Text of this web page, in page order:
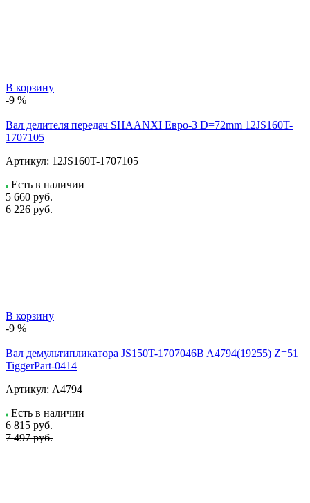
В корзину
-9 %
Вал делителя передач SHAANXI Евро-3 D=72mm 12JS160T-
1707105
Артикул: 12JS160T-1707105
Есть в наличии
5 660 руб.
6 226 руб.
В корзину
-9 %
Вал демультипликатора JS150T-1707046B A4794(19255) Z=51
TiggerPart-0414
Артикул: A4794
Есть в наличии
6 815 руб.
7 497 руб.